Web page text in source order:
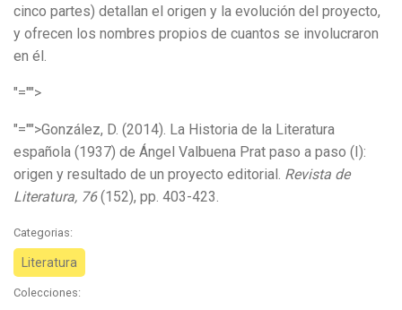
cinco partes) detallan el origen y la evolución del proyecto,
y ofrecen los nombres propios de cuantos se involucraron
en él.
"="">
"="">González, D. (2014). La Historia de la Literatura
española (1937) de Ángel Valbuena Prat paso a paso (I):
origen y resultado de un proyecto editorial. Revista de
Literatura, 76(152), pp. 403-423.
Categorias:
Literatura
Colecciones: